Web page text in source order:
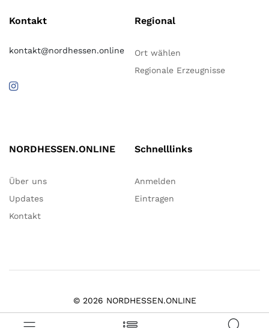
Kontakt
kontakt@nordhessen.online
Regional
Ort wählen
Regionale Erzeugnisse
NORDHESSEN.ONLINE
Über uns
Updates
Kontakt
Schnelllinks
Anmelden
Eintragen
© 2026 NORDHESSEN.ONLINE
Impressum